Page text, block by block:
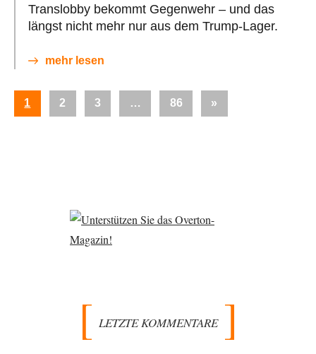
Translobby bekommt Gegenwehr – und das
längst nicht mehr nur aus dem Trump-Lager.
mehr lesen
Seitennummerierung
der
1 2 3 … 86
Nächste
»
LETZTE KOMMENTARE